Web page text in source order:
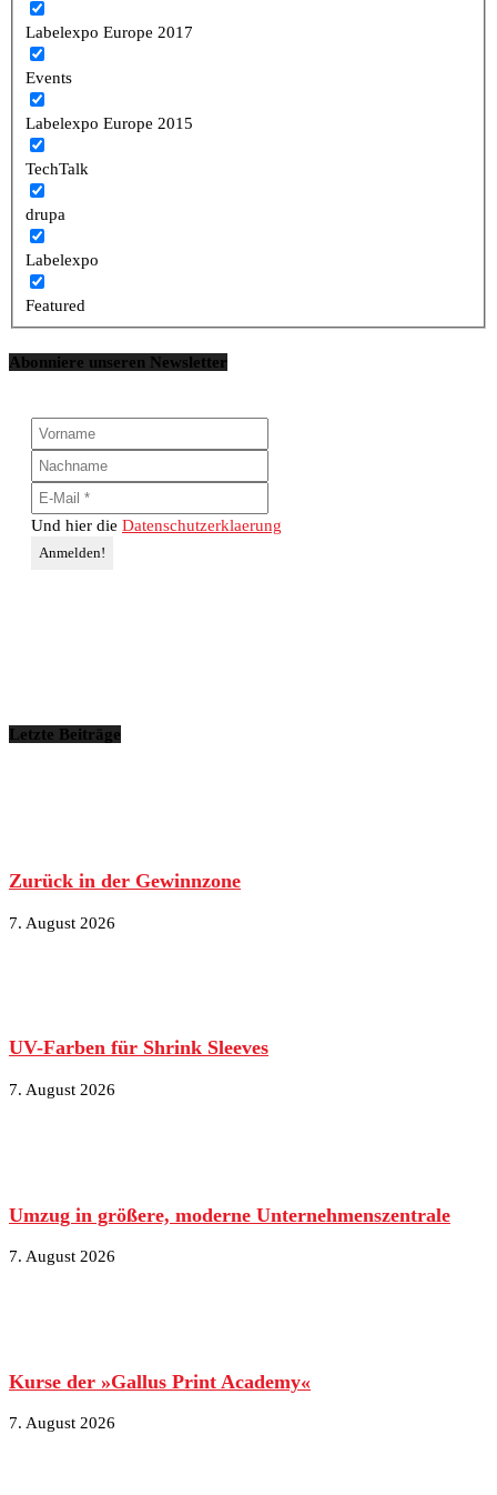
Labelexpo Europe 2017
Events
Labelexpo Europe 2015
TechTalk
drupa
Labelexpo
Featured
Abonniere unseren Newsletter
Und hier die Datenschutzerklaerung
Letzte Beiträge
Zurück in der Gewinnzone
7. August 2026
UV-Farben für Shrink Sleeves
7. August 2026
Umzug in größere, moderne Unternehmenszentrale
7. August 2026
Kurse der »Gallus Print Academy«
7. August 2026